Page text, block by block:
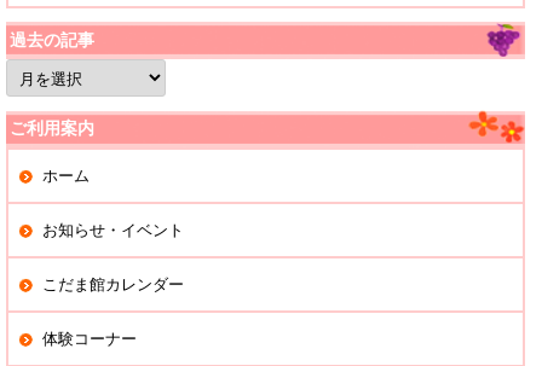
過去の記事
過
去
の
記
事
ご利用案内
ホーム
お知らせ・イベント
こだま館カレンダー
体験コーナー